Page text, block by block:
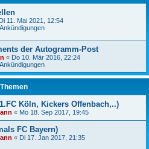
Di 11. Mai 2021, 12:54
der Autogramm-Post
« Do 10. Mär 2016, 22:24
Themen
Köln, Kickers Offenbach,..)
« Mo 18. Sep 2017, 19:45
FC Bayern)
« Di 17. Jan 2017, 21:35